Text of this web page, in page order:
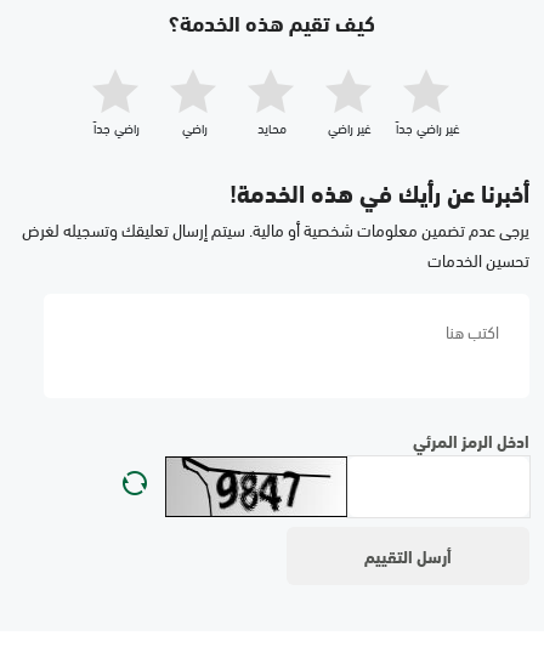
كيف تقيم هذه الخدمة؟
غير راضي جداّ غير راضي محايد راضي راضي جداّ
أخبرنا عن رأيك في هذه الخدمة!
يرجى عدم تضمين معلومات شخصية أو مالية. سيتم إرسال تعليقك وتسجيله لغرض
تحسين الخدمات
ادخل الرمز المرئي